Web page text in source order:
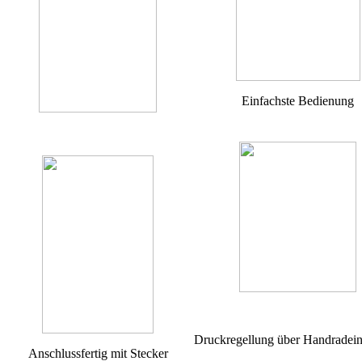
Einfachste Bedienung
Anschlussfertig mit Stecker
Druckregellung über